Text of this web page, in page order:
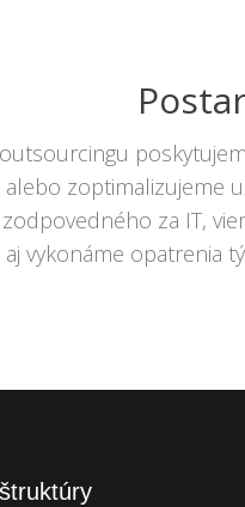
zoptimalizujeme
za IT,
vykonáme opatrenia